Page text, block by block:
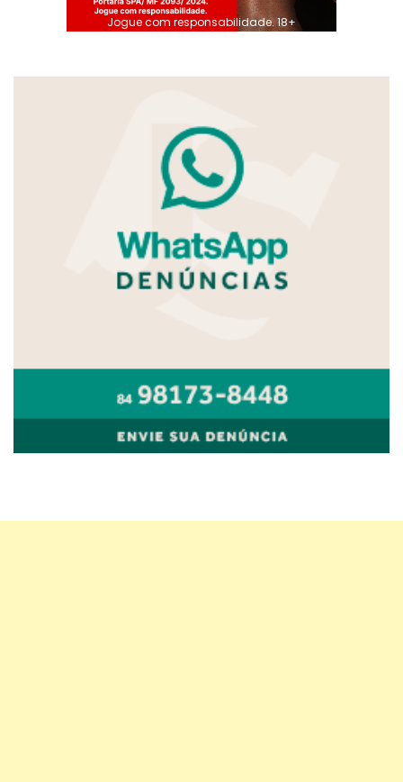
Jogue com responsabilidade. 18+